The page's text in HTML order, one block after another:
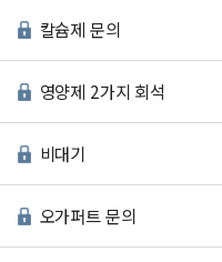
칼슘제 문의
영양제 2가지 회석
비대기
오가퍼트 문의